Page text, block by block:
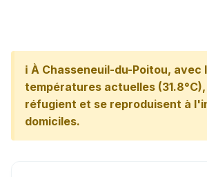
ℹ️ À Chasseneuil-du-Poitou, avec
températures actuelles
réfugient et se reproduisent à
domiciles.